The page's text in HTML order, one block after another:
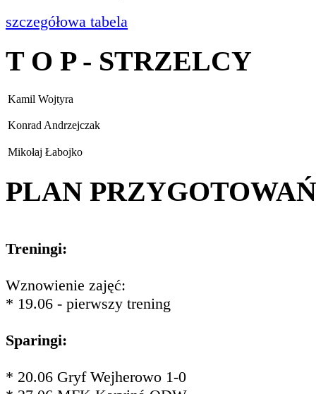
szczegółowa tabela
T O P - STRZELCY
Kamil Wojtyra
Konrad Andrzejczak
Mikołaj Łabojko
PLAN PRZYGOTOWAŃ
Treningi:
Wznowienie zajęć:
* 19.06 - pierwszy trening
Sparingi:
* 20.06 Gryf Wejherowo 1-0